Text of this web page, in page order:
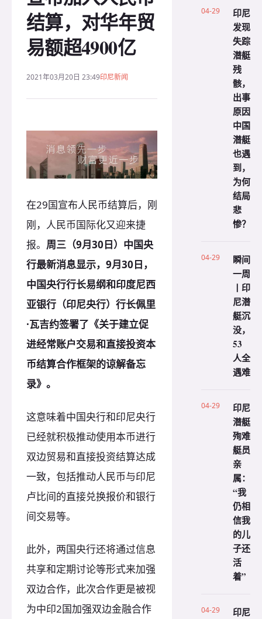
结算，对华年贸
易额超4900亿
2021年03月20日 23:49印尼新闻
在29国宣布人民币结算后，刚
刚，人民币国际化又迎来捷
报。 周三（9月30日）中国央
行最新消息显示，9月30日，
中国央行行长易纲和印度尼西
亚银行（印尼央行）行长佩里
·瓦吉约签署了《关于建立促
进经常账户交易和直接投资本
币结算合作框架的谅解备忘
录》。
这意味着中国央行和印尼央行
已经就积极推动使用本币进行
双边贸易和直接投资结算达成
一致，包括推动人民币与印尼
卢比间的直接兑换报价和银行
间交易等。
此外，两国央行还将通过信息
共享和定期讨论等形式来加强
双边合作，此次合作更是被视
为中印2国加强双边金融合作
04-29
印尼
发现
失踪
潜艇
残
骸，
出事
原因
中国
潜艇
也遇
到，
为何
结局
悲
惨？
04-29
瞬间
一周
丨印
尼潜
艇沉
没，
53
人全
遇难
04-29
印尼
潜艇
殉难
艇员
亲
属：
“我
仍相
信我
的儿
子还
活
着”
04-29
印尼